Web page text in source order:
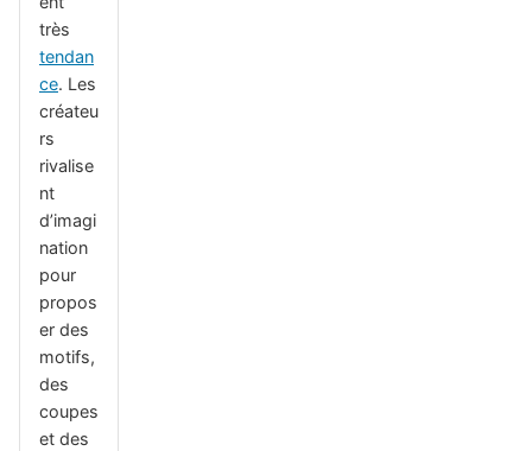
très
tendan
ce. Les
créateu
rs
rivalise
nt
d’imagi
nation
pour
propos
er des
motifs,
des
coupes
et des